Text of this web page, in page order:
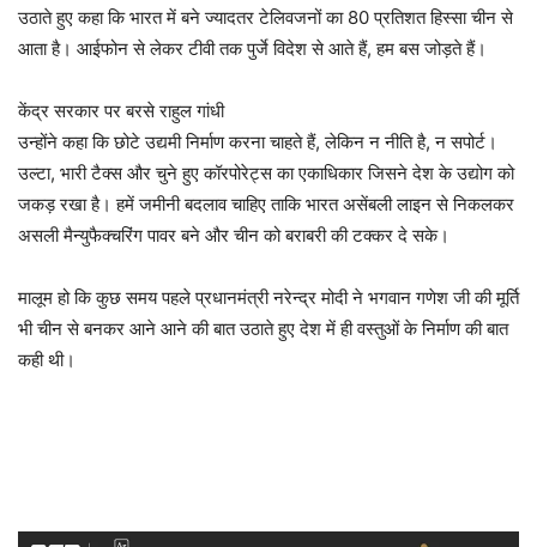
उठाते हुए कहा कि भारत में बने ज्यादतर टेलिवजनों का 80 प्रतिशत हिस्सा चीन से
आता है। आईफोन से लेकर टीवी तक पुर्जे विदेश से आते हैं, हम बस जोड़ते हैं।
केंद्र सरकार पर बरसे राहुल गांधी
उन्होंने कहा कि छोटे उद्यमी निर्माण करना चाहते हैं, लेकिन न नीति है, न सपोर्ट।
उल्टा, भारी टैक्स और चुने हुए कॉरपोरेट्स का एकाधिकार जिसने देश के उद्योग को
जकड़ रखा है। हमें जमीनी बदलाव चाहिए ताकि भारत असेंबली लाइन से निकलकर
असली मैन्युफैक्चरिंग पावर बने और चीन को बराबरी की टक्कर दे सके।
मालूम हो कि कुछ समय पहले प्रधानमंत्री नरेन्द्र मोदी ने भगवान गणेश जी की मूर्ति
भी चीन से बनकर आने आने की बात उठाते हुए देश में ही वस्तुओं के निर्माण की बात
कही थी।